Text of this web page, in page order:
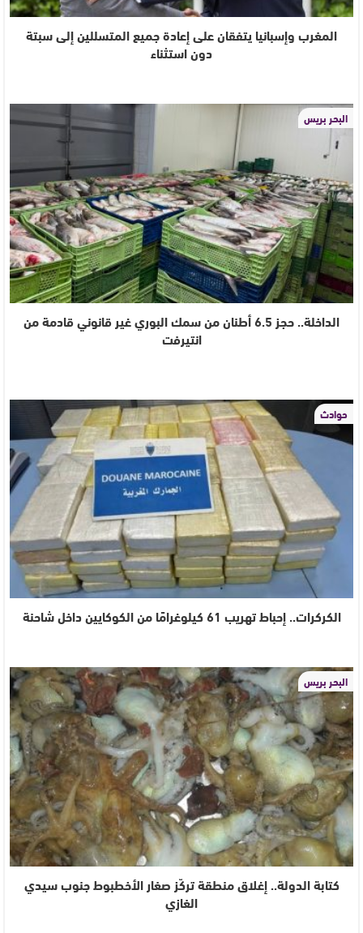
المغرب وإسبانيا يتفقان على إعادة جميع المتسللين إلى سبتة
دون استثناء
البحر بريس
الداخلة.. حجز 6.5 أطنان من سمك البوري غير قانوني قادمة من
انتيرفت
حوادث
الكركرات.. إحباط تهريب 61 كيلوغرامًا من الكوكايين داخل شاحنة
البحر بريس
كتابة الدولة.. إغلاق منطقة تركّز صغار الأخطبوط جنوب سيدي
الغازي